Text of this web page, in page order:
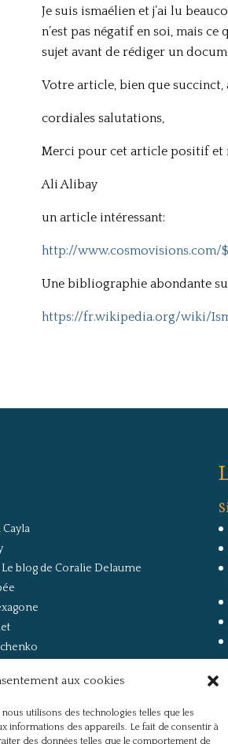
aux cookies
utilisons des technologies telles que les
informations des appareils. Le fait de consentir à
des données telles que le comportement de
Je suis ismaélien et j’ai lu
n’est pas négatif en soi, mais
sujet avant de rédiger un
Votre article, bien que
cordiales salutations,
Merci pour cet article positif et
Ali Alibay
un article intéressant:
http://www.cosmovisions.com/
Une bibliographie abondante
https://fr.wikipedia.org/wiki/
blog de Coralie Delaume
Le Carnet de Jacques Sapir sur la
Russie